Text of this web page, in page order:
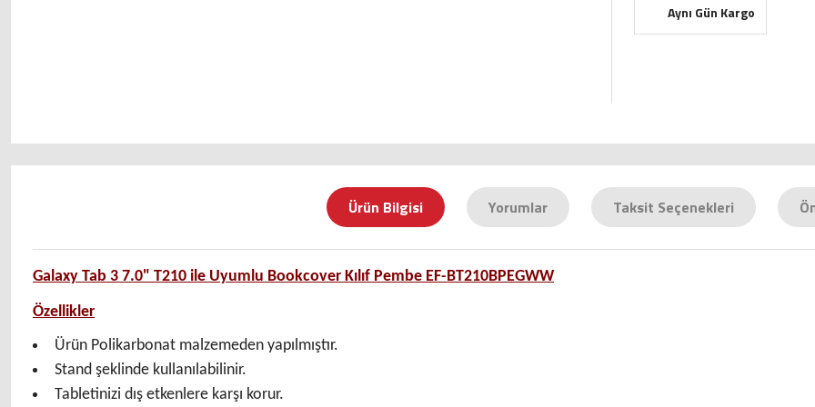
Aynı Gün Kargo
Ürün Bilgisi Yorumlar Taksit Seçenekleri
Galaxy Tab 3 7.0" T210 ile Uyumlu Bookcover Kılıf Pembe EF-BT210BPEGWW
Özellikler
Ürün Polikarbonat malzemeden yapılmıştır.
Stand şeklinde kullanılabilinir.
Tabletinizi dış etkenlere karşı korur.